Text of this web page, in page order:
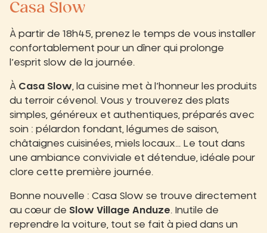
Casa Slow
À partir de 18h45, prenez le temps de vous installer
confortablement pour un dîner qui prolonge
l’esprit slow de la journée.
À Casa Slow , la cuisine met à l’honneur les produits
du terroir cévenol. Vous y trouverez des plats
simples, généreux et authentiques, préparés avec
soin : pélardon fondant, légumes de saison,
châtaignes cuisinées, miels locaux… Le tout dans
une ambiance conviviale et détendue, idéale pour
clore cette première journée.
Bonne nouvelle : Casa Slow se trouve directement
au cœur de Slow Village Anduze. Inutile de
reprendre la voiture, tout se fait à pied dans un